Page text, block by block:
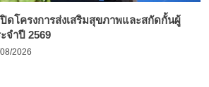
ดโครงการส่งเสริมสุขภาพและสกัดกั้นผู้
จำปี 2569
2026